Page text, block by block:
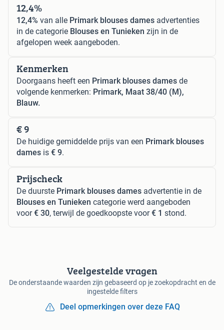
12,4%
12,4% van alle Primark blouses dames advertenties
in de categorie Blouses en Tunieken zijn in de
afgelopen week aangeboden.
Kenmerken
Doorgaans heeft een Primark blouses dames de
volgende kenmerken: Primark, Maat 38/40 (M),
Blauw.
€ 9
De huidige gemiddelde prijs van een Primark blouses
dames is € 9.
Prijscheck
De duurste Primark blouses dames advertentie in de
Blouses en Tunieken categorie werd aangeboden
voor€ 30, terwijl de goedkoopste voor€ 1 stond.
Veelgestelde vragen
De onderstaande waarden zijn gebaseerd op je zoekopdracht en de
ingestelde filters
Deel opmerkingen over deze FAQ